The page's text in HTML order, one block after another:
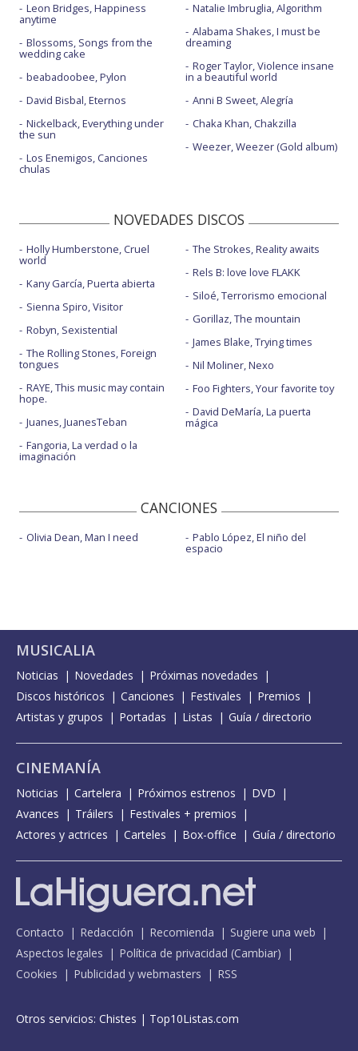
Leon Bridges, Happiness
anytime
Blossoms, Songs from the
wedding cake
beabadoobee, Pylon
David Bisbal, Eternos
Nickelback, Everything under
the sun
Los Enemigos, Canciones
chulas
Natalie Imbruglia, Algorithm
Alabama Shakes, I must be
dreaming
Roger Taylor, Violence insane
in a beautiful world
Anni B Sweet, Alegría
Chaka Khan, Chakzilla
Weezer, Weezer (Gold album)
NOVEDADES DISCOS
Holly Humberstone, Cruel
world
Kany García, Puerta abierta
Sienna Spiro, Visitor
Robyn, Sexistential
The Rolling Stones, Foreign
tongues
RAYE, This music may contain
hope.
Juanes, JuanesTeban
Fangoria, La verdad o la
imaginación
The Strokes, Reality awaits
Rels B: love love FLAKK
Siloé, Terrorismo emocional
Gorillaz, The mountain
James Blake, Trying times
Nil Moliner, Nexo
Foo Fighters, Your favorite toy
David DeMaría, La puerta
mágica
CANCIONES
Olivia Dean, Man I need Pablo López, El niño del
espacio
MUSICALIA
Noticias Novedades
Próximas novedades
Discos históricos
Canciones Festivales
Premios
Artistas y grupos
Portadas Listas Guía / directorio
CINEMANÍA
Noticias Cartelera Próximos estrenos
DVD
Avances
Tráilers
Festivales + premios
Actores y actrices
Carteles Box-office Guía / directorio
Contacto Redacción Recomienda
Sugiere una web
Aspectos legales
Política de privacidad (Cambiar)
Cookies
Publicidad y webmasters RSS
Otros servicios: Chistes | Top10Listas.com